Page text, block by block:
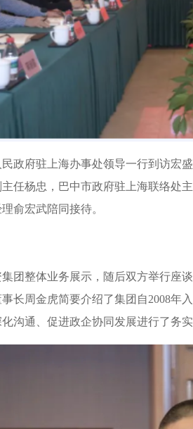
政府驻上海办事处领导一行到访宏
任杨忠，巴中市政府驻上海联络处
俞宏武陪同接待。
团整体业务展示，随后双方举行座
长周金虎简要介绍了集团自2008年
沟通、促进政企协同发展进行了务实